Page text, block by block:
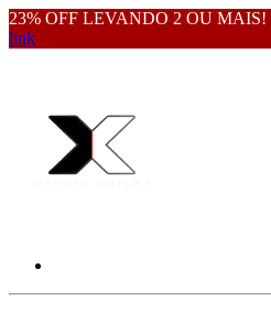
23% OFF LEVANDO 2 OU MAIS!
link